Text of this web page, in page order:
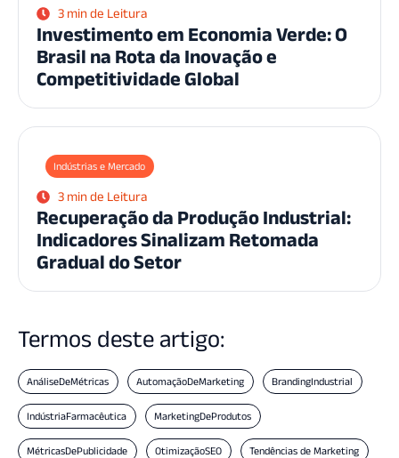
3 min de Leitura
Investimento em Economia Verde: O
Brasil na Rota da Inovação e
Competitividade Global
Indústrias e Mercado
3 min de Leitura
Recuperação da Produção Industrial:
Indicadores Sinalizam Retomada
Gradual do Setor
Termos deste artigo:
AnáliseDeMétricas AutomaçãoDeMarketing BrandingIndustrial
IndústriaFarmacêutica MarketingDeProdutos
MétricasDePublicidade OtimizaçãoSEO Tendências de Marketing